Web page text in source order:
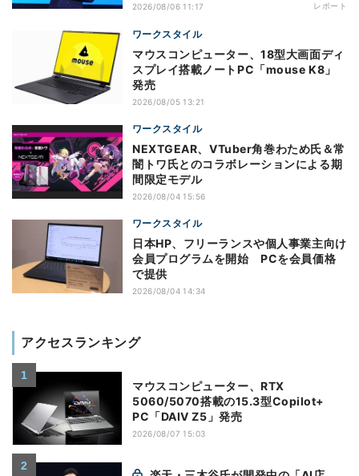
2026/08/06 11:17 レポート
ワークスタイル
マウスコンピューター、18型大画面ディ
スプレイ搭載ノートPC「mouse K8」
発売
2026/08/05 13:21
ワークスタイル
NEXTGEAR、VTuber角巻わため氏＆常
闇トワ氏とのコラボレーションによる期
間限定モデル
2026/08/04 15:56
ワークスタイル
日本HP、フリーランスや個人事業主向け
会員プログラムを開始 PCを会員価格
で提供
2026/08/04 14:34
アクセスランキング
マウスコンピューター、RTX
5060/5070搭載の15.3型Copilot+
PC「DAIV Z5」発売
2026/08/07 15:03